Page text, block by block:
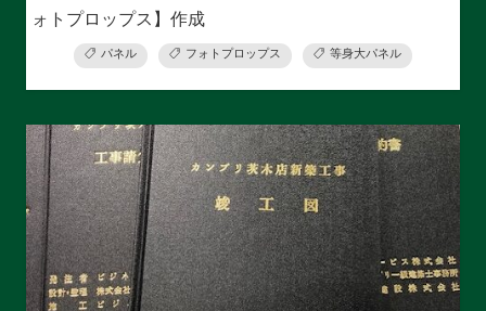
ォトプロップス】作成
パネル フォトプロップス 等身大パネル